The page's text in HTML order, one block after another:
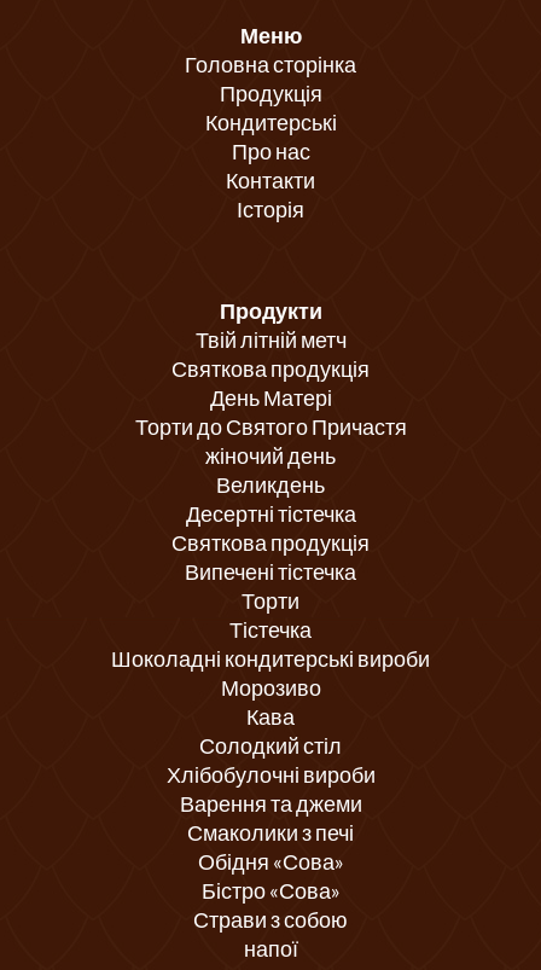
Меню
Головна сторінка
Продукція
Кондитерські
Про нас
Контакти
Історія
Продукти
Твій літній метч
Святкова продукція
День Матері
Торти до Святого Причастя
жіночий день
Великдень
Десертні тістечка
Святкова продукція
Випечені тістечка
Торти
Тістечка
Шоколадні кондитерські вироби
Морозиво
Кава
Солодкий стіл
Хлібобулочні вироби
Варення та джеми
Смаколики з печі
Обідня «Сова»
Бістро «Сова»
Страви з собою
напої